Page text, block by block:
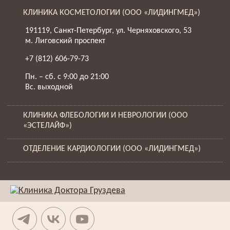
КЛИНИКА КОСМЕТОЛОГИИ (ООО «ЛИДИНГМЕД»)
191119, Санкт-Петербург, ул. Черняховского, 53
м. Лиговский проспект
+7 (812) 606-79-73
Пн. – сб. с 9:00 до 21:00
Вс. выходной
КЛИНИКА ФЛЕБОЛОГИИ И НЕВРОЛОГИИ (ООО
«ЭСТЕЛАЙФ»)
ОТДЕЛЕНИЕ КАРДИОЛОГИИ (ООО «ЛИДИНГМЕД»)